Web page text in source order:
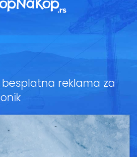
Ugostiteljstvo
Kop Info
Ski renta
reklama za